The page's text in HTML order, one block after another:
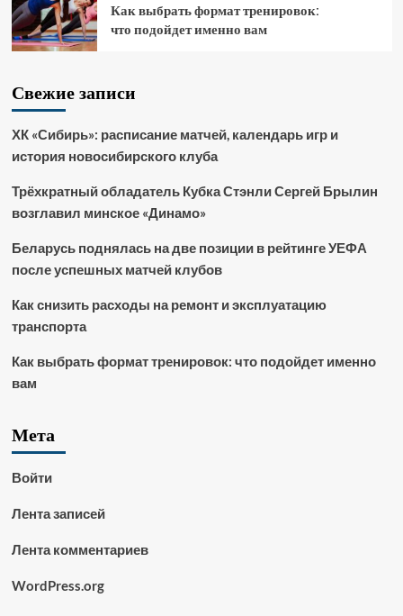
Как выбрать формат тренировок:
что подойдет именно вам
Свежие записи
ХК «Сибирь»: расписание матчей, календарь игр и
история новосибирского клуба
Трёхкратный обладатель Кубка Стэнли Сергей Брылин
возглавил минское «Динамо»
Беларусь поднялась на две позиции в рейтинге УЕФА
после успешных матчей клубов
Как снизить расходы на ремонт и эксплуатацию
транспорта
Как выбрать формат тренировок: что подойдет именно
вам
Мета
Войти
Лента записей
Лента комментариев
WordPress.org